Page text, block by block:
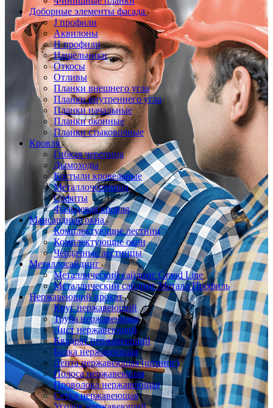
Доборные элементы фасада
J профили
Аквилоны
Н профили
Нащельники
Откосы
Отливы
Планки внешнего угла
Планки внутреннего угла
Планки начальные
Планки оконные
Планки стыковочные
Кровля
Гибкая черепица
Дымоходы
Костыли кровельные
Металлочерепица
Софиты
Фальцевая кровля
Мансардные окна
Комплектующие лестниц
Комплектующие окон
Чердачные лестницы
Металлосайдинг
Металлический сайдинг Grand Line
Металлический сайдинг Металл Профиль
Нержавеющий прокат
Круг нержавеющий
Труба нержавеющая
Лист нержавеющий
Квадрат нержавеющий
Балка нержавеющая
Лента нержавеющая (штрипс)
Полоса нержавеющая
Проволока нержавеющая
Сетка нержавеющая